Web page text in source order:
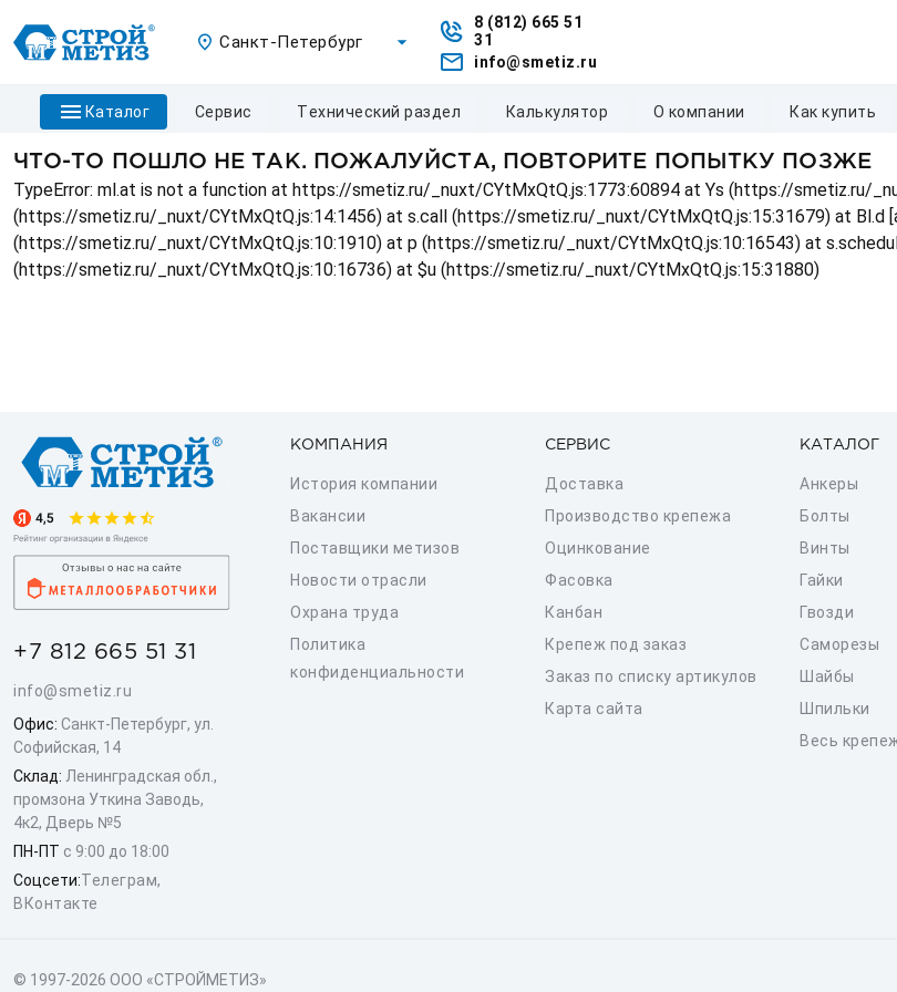
Санкт-Петербург
8 (812) 665 51
31
info@smetiz.ru
каталог сервис технический раздел калькулятор о компании как купить
ЧТО-ТО ПОШЛО НЕ ТАК. ПОЖАЛУЙСТА, ПОВТОРИТЕ ПОПЫТКУ ПОЗЖЕ
TypeError: ml.at is not a function at https://smetiz.ru/_nuxt/CYtMxQtQ.js:1773:60894 at Ys (https://smetiz.ru/
(https://smetiz.ru/_nuxt/CYtMxQtQ.js:14:1456) at s.call (https://smetiz.ru/_nuxt/CYtMxQtQ.js:15:31679) at
(https://smetiz.ru/_nuxt/CYtMxQtQ.js:10:1910) at p (https://smetiz.ru/_nuxt/CYtMxQtQ.js:10:16543) at
(https://smetiz.ru/_nuxt/CYtMxQtQ.js:10:16736) at $u (https://smetiz.ru/_nuxt/CYtMxQtQ.js:15:31880)
+7 812 665 51 31
info@smetiz.ru
Офис: Санкт-Петербург, ул.
Софийская, 14
Склад: Ленинградская обл.,
промзона Уткина Заводь,
4к2, Дверь №5
ПН-ПТ с 9:00 до 18:00
Соцсети:Телеграм,
ВКонтакте
КОМПАНИЯ
История компании
Вакансии
Поставщики метизов
Новости отрасли
Охрана труда
Политика
конфиденциальности
СЕРВИС
Доставка
Производство крепежа
Оцинкование
Фасовка
Канбан
Крепеж под заказ
Заказ по списку артикулов
Карта сайта
КАТАЛОГ
Анкеры
Болты
Винты
Гайки
Гвозди
Саморезы
Шайбы
Шпильки
Весь
© 1997-2026 ООО «СТРОЙМЕТИЗ»